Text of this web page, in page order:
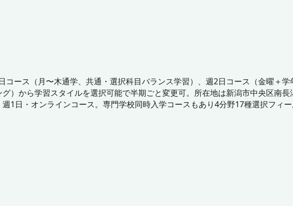
ース（月〜木通学、共通・選択科目バランス学習）、週2日コース（金曜＋
）から学習スタイルを選択可能で半期ごと変更可。所在地は新潟市中央区南
1日・オンラインコース。専門学校同時入学コースもあり4分野17種選択フィー